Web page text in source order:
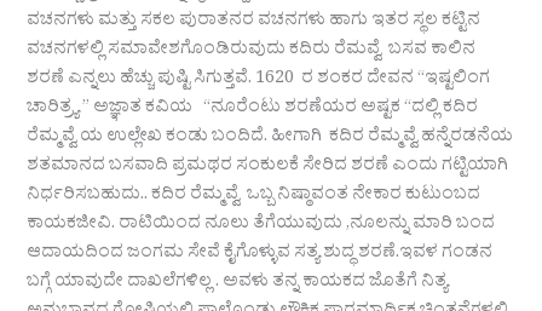
ವಚನಗಳು ಮತ್ತು ಸಕಲ ಪುರಾತನರ ವಚನಗಳು ಹಾಗು ಇತರ ಸ್ಥಲ ಕಟ್ಟಿನ
ವಚನಗಳಲ್ಲಿ ಸಮಾವೇಶಗೊಂಡಿರುವುದು ಕದಿರು ರೆಮವ್ವೆ ಬಸವ ಕಾಲಿನ
ಶರಣೆ ಎನ್ನಲು ಹೆಚ್ಚು ಪುಷ್ಟಿ ಸಿಗುತ್ತವೆ. 1620 ರ ಶಂಕರ ದೇವನ “ಇಷ್ಟಲಿಂಗ
ಚಾರಿತ್ರ್ಯ ” ಅಜ್ಞಾತ ಕವಿಯ “ನೂರೆಂಟು ಶರಣೆಯರ ಅಷ್ಟಕ “ದಲ್ಲಿ ಕದಿರ
ರೆಮ್ಮವ್ವೆ ಯ ಉಲ್ಲೇಖ ಕಂಡು ಬಂದಿದೆ. ಹೀಗಾಗಿ ಕದಿರ ರೆಮ್ಮವ್ವೆ ಹನ್ನೆರಡನೆಯ
ಶತಮಾನದ ಬಸವಾದಿ ಪ್ರಮಥರ ಸಂಕುಲಕೆ ಸೇರಿದ ಶರಣೆ ಎಂದು ಗಟ್ಟಿಯಾಗಿ
ನಿರ್ಧರಿಸಬಹುದು.. ಕದಿರ ರೆಮ್ಮವ್ವೆ ಒಬ್ಬ ನಿಷ್ಠಾವಂತ ನೇಕಾರ ಕುಟುಂಬದ
ಕಾಯಕಜೀವಿ. ರಾಟಿಯಿಂದ ನೂಲು ತೆಗೆಯುವುದು ,ನೂಲನ್ನು ಮಾರಿ ಬಂದ
ಆದಾಯದಿಂದ ಜಂಗಮ ಸೇವೆ ಕೈಗೊಳ್ಳುವ ಸತ್ಯ ಶುದ್ಧ ಶರಣೆ.ಇವಳ ಗಂಡನ
ಬಗ್ಗೆ ಯಾವುದೇ ದಾಖಲೆಗಳಿಲ್ಲ . ಅವಳು ತನ್ನ ಕಾಯಕದ ಜೊತೆಗೆ ನಿತ್ಯ